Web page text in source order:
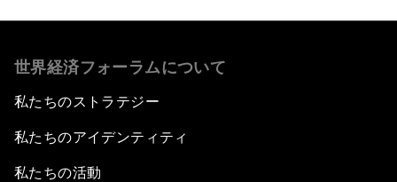
世界経済フォーラムについて
私たちのストラテジー
私たちのアイデンティティ
私たちの活動